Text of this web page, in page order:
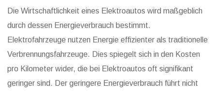
Die Wirtschaftlichkeit eines Elektroautos wird maßgeblich
durch dessen Energieverbrauch bestimmt.
Elektrofahrzeuge nutzen Energie effizienter als traditionelle
Verbrennungsfahrzeuge. Dies spiegelt sich in den Kosten
pro Kilometer wider, die bei Elektroautos oft signifikant
geringer sind. Der geringere Energieverbrauch führt nicht